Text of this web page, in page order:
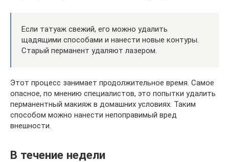
Если татуаж свежий, его можно удалить
щадящими способами и нанести новые контуры.
Старый перманент удаляют лазером.
Этот процесс занимает продолжительное время. Самое
опасное, по мнению специалистов, это попытки удалить
перманентный макияж в домашних условиях. Таким
способом можно нанести непоправимый вред
внешности.
В течение недели